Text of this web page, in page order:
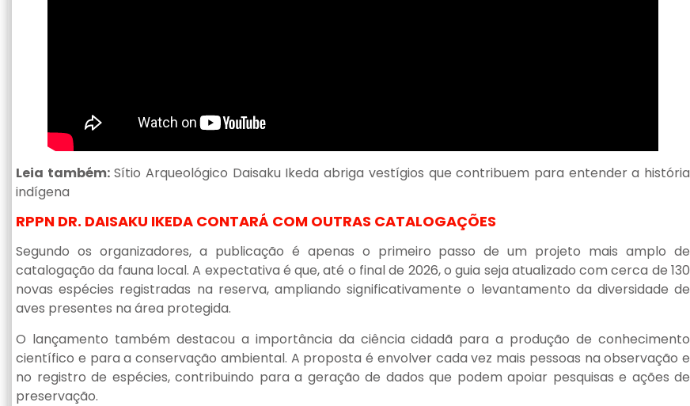
Leia também:Sítio Arqueológico Daisaku Ikeda abriga vestígios que contribuem para entender a história
indígena
RPPN DR. DAISAKU IKEDA CONTARÁ COM OUTRAS CATALOGAÇÕES
Segundo os organizadores, a publicação é apenas o primeiro passo de um projeto mais amplo de
catalogação da fauna local. A expectativa é que, até o final de 2026, o guia seja atualizado com cerca de 130
novas espécies registradas na reserva, ampliando significativamente o levantamento da diversidade de
aves presentes na área protegida.
O lançamento também destacou a importância da ciência cidadã para a produção de conhecimento
científico e para a conservação ambiental. A proposta é envolver cada vez mais pessoas na observação e
no registro de espécies, contribuindo para a geração de dados que podem apoiar pesquisas e ações de
preservação.